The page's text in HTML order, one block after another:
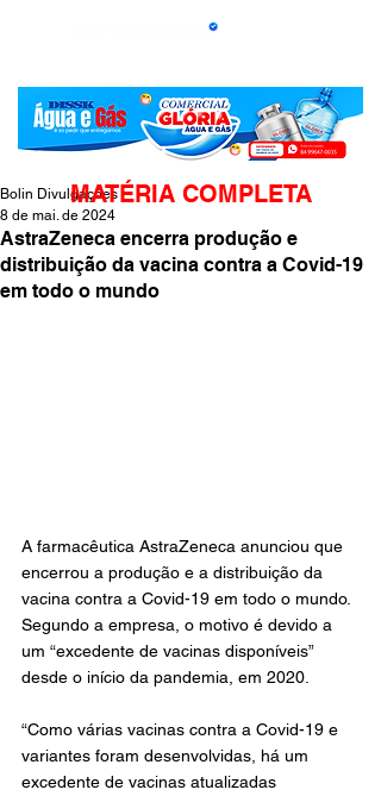
AstraZeneca encerra produção e
distribuição da vacina contra a Covid-19
em todo o mundo
Bolin Divulgações
8 de mai. de 2024
A farmacêutica AstraZeneca anunciou que
encerrou a produção e a distribuição da
vacina contra a Covid-19 em todo o mundo.
Segundo a empresa, o motivo é devido a
um “excedente de vacinas disponíveis”
desde o início da pandemia, em 2020.
“Como várias vacinas contra a Covid-19 e
variantes foram desenvolvidas, há um
excedente de vacinas atualizadas
MATÉRIA COMPLETA